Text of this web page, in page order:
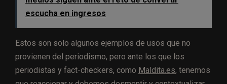
escucha en ingresos
Estos son solo algunos ejemplos de usos que no
provienen del periodismo, pero ante los que los
periodistas y fact-checkers, como Maldita.es, tenemos